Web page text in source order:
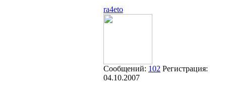
ra4eto
Сообщений: 102 Регистрация:
04.10.2007